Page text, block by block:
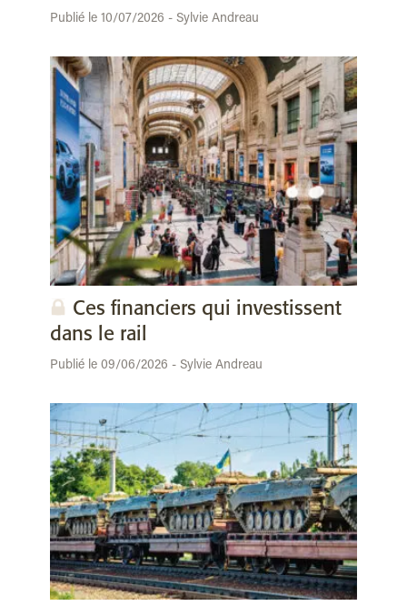
Publié le 10/07/2026 - Sylvie Andreau
Ces financiers qui investissent
dans le rail
Publié le 09/06/2026 - Sylvie Andreau